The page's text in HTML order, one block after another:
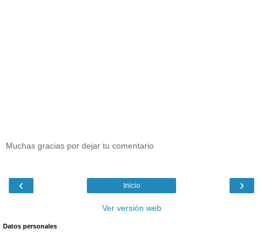
Muchas gracias por dejar tu comentario
‹ ›
Inicio
Ver versión web
Datos personales